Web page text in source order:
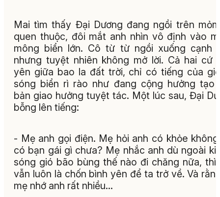
Mai tìm thấy Đại Dương đang ngồi trên
quen thuộc, đôi mắt anh nhìn vô định vào
mông biển lớn. Cô từ từ ngồi xuống cạnh
nhưng tuyệt nhiên không mở lời. Cả hai cứ
yên giữa bao la đất trời, chỉ có tiếng của
sóng biển rì rào như đang cộng hưởng tạo
bản giao hưởng tuyệt tác. Một lúc sau, Đại
bỗng lên tiếng:
- Mẹ anh gọi điện. Mẹ hỏi anh có khỏe
có bạn gái gì chưa? Mẹ nhắc anh dù ngoài
sóng gió bão bùng thế nào đi chăng nữa, thì
vẫn luôn là chốn bình yên để ta trở về. Và
mẹ nhớ anh rất nhiều...